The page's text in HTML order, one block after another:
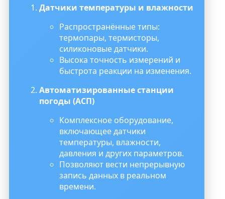
Датчики температуры и влажности
Распространённые типы:
термопары, термисторы,
силиконовые датчики.
Высока точность измерений и
быстрота реакции на изменения.
Автоматизированные станции
погоды (АСП)
Комплексное оборудование,
включающее датчики
температуры, влажности,
давления и других параметров.
Позволяют вести непрерывную
запись данных в реальном
времени.